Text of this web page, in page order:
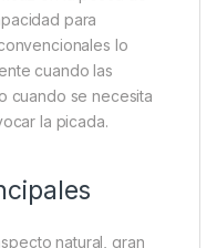
durante
flotabilidad ni
por
un perfil dulce y
de frescor, que